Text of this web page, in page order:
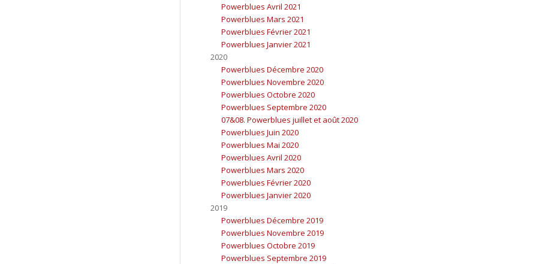
Powerblues Avril 2021
Powerblues Mars 2021
Powerblues Février 2021
Powerblues Janvier 2021
2020
Powerblues Décembre 2020
Powerblues Novembre 2020
Powerblues Octobre 2020
Powerblues Septembre 2020
07&08. Powerblues juillet et août 2020
Powerblues Juin 2020
Powerblues Mai 2020
Powerblues Avril 2020
Powerblues Mars 2020
Powerblues Février 2020
Powerblues Janvier 2020
2019
Powerblues Décembre 2019
Powerblues Novembre 2019
Powerblues Octobre 2019
Powerblues Septembre 2019